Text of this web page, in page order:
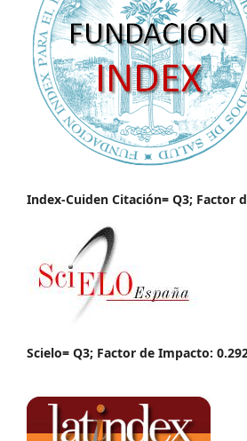
Index-Cuiden Citación= Q3; Factor
Scielo= Q3; Factor de Impacto: